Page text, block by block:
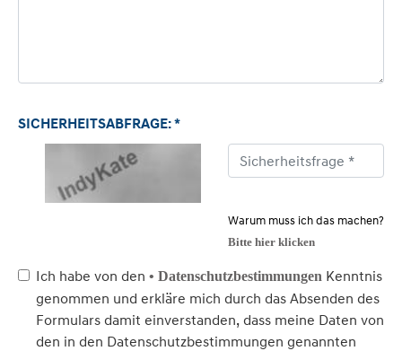
SICHERHEITSABFRAGE: *
Warum muss ich das machen?
Bitte hier klicken
Ich habe von den • Datenschutzbestimmungen Kenntnis
genommen und erkläre mich durch das Absenden des
Formulars damit einverstanden, dass meine Daten von
den in den Datenschutzbestimmungen genannten